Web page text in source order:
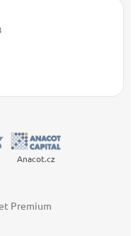
Anacot.cz
Premium